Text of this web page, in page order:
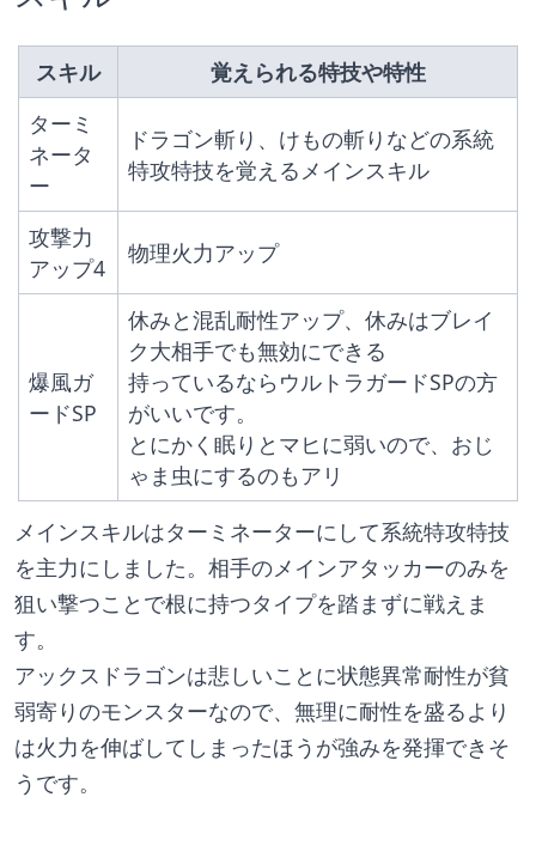
スキル
覚えられる特技や特性
ターミ
ネータ
ー
ドラゴン斬り、けもの斬りなどの系統
特攻特技を覚えるメインスキル
攻撃力
アップ4
物理火力アップ
爆風ガ
ードSP
休みと混乱耐性アップ、休みはブレイ
ク大相手でも無効にできる
持っているならウルトラガードSPの方
がいいです。
とにかく眠りとマヒに弱いので、おじ
ゃま虫にするのもアリ
メインスキルはターミネーターにして系統特攻特技
を主力にしました。相手のメインアタッカーのみを
狙い撃つことで根に持つタイプを踏まずに戦えま
す。
アックスドラゴンは悲しいことに状態異常耐性が貧
弱寄りのモンスターなので、無理に耐性を盛るより
は火力を伸ばしてしまったほうが強みを発揮できそ
うです。